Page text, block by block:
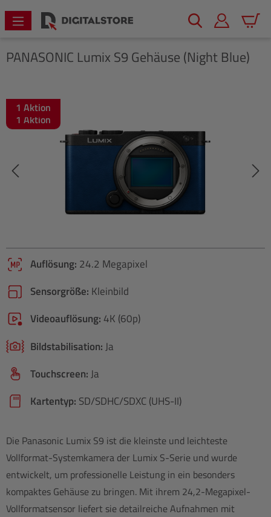
springen
PANASONIC Lumix S9 Gehäuse (Night Blue)
Bildergalerie überspringen
1 Aktion
Auflösung: 24.2 Megapixel
Sensorgröße: Kleinbild
Videoauflösung: 4K (60p)
Bildstabilisation:Ja
Touchscreen:Ja
Kartentyp: SD/​SDHC/​SDXC (UHS-II)
1 Aktion
Die Panasonic Lumix S9 ist die kleinste und leichteste
Vollformat-Systemkamera der Lumix S-Serie und wurde
entwickelt, um professionelle Leistung in ein besonders
kompaktes Gehäuse zu bringen. Mit ihrem 24,2-Megapixel-
Vollformatsensor liefert sie detailreiche Aufnahmen mit